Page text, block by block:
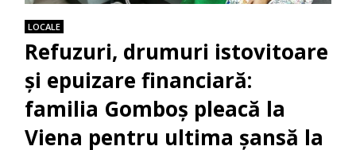
LOCALE
Refuzuri, drumuri istovitoare
și epuizare financiară:
familia Gomboș pleacă la
Viena pentru ultima șansă la